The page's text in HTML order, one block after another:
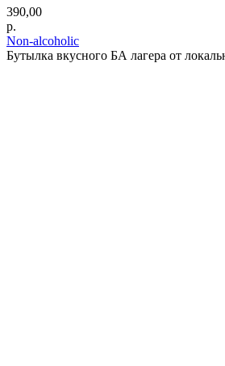
390,00
р.
Non-alcoholic
Бутылка вкусного БА лагера от